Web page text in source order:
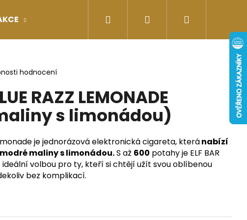
Doplňky stravy Energy-kofeinové
Přihlášení
hodnocení
RAZZ LEMONADE
s limonádou)
je jednorázová elektronická cigareta, kteránabízí
maliny s limonádou.S až 600 potahy je ELF BAR
ideální volbou pro ty, kteří si chtějí užít svou oblíbenou
bez komplikací.